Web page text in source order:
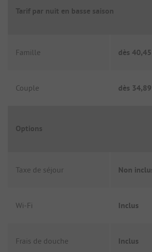
Tarif par nuit en basse saison
Famille dès 40,45
Couple dès
Options
Taxe de séjour Non
Wi-Fi Inclus
Frais de douche Inclus